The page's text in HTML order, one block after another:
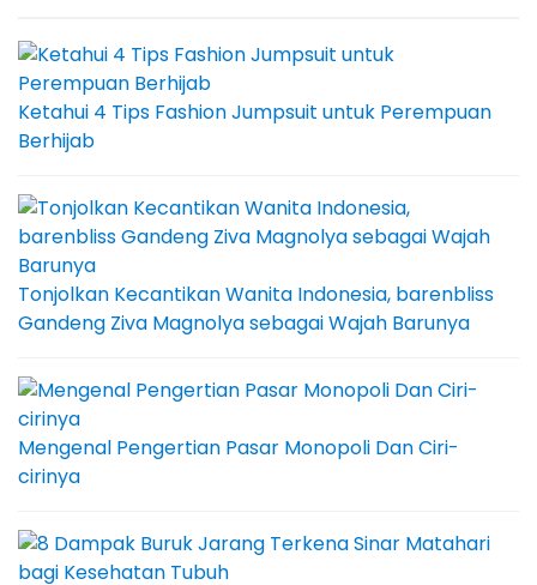
Ketahui 4 Tips Fashion Jumpsuit untuk Perempuan
Berhijab
Tonjolkan Kecantikan Wanita Indonesia, barenbliss
Gandeng Ziva Magnolya sebagai Wajah Barunya
Mengenal Pengertian Pasar Monopoli Dan Ciri-
cirinya